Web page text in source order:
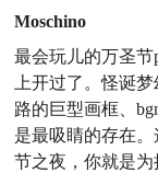
Moschino
最会玩儿的万圣节
上开过了。怪诞
路的巨型画框、
是最吸睛的存在
节之夜，你就是为